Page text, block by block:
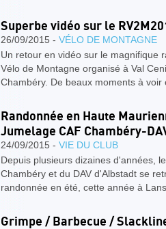
Superbe vidéo sur le
26/09/2015 - VÉLO DE MONTAGNE
Un retour en vidéo sur le magnifique
Vélo de Montagne organisé à Val
Chambéry. De beaux moments à voir
Randonnée en Haute
Jumelage CAF Chambéry-
24/09/2015 - VIE DU CLUB
Depuis plusieurs dizaines d'années,
Chambéry et du DAV d'Albstadt se
randonnée en été, cette année à
Grimpe / Barbecue /